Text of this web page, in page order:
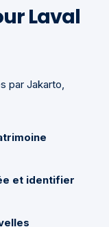
Laval
par Jakarto,
et identifier